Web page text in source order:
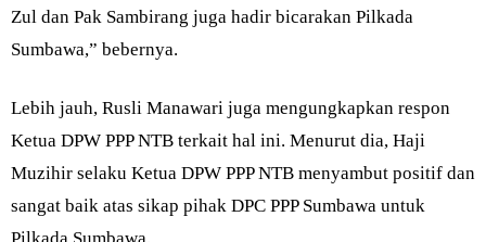
Zul dan Pak Sambirang juga hadir bicarakan Pilkada
Sumbawa,” bebernya.
Lebih jauh, Rusli Manawari juga mengungkapkan respon
Ketua DPW PPP NTB terkait hal ini. Menurut dia, Haji
Muzihir selaku Ketua DPW PPP NTB menyambut positif dan
sangat baik atas sikap pihak DPC PPP Sumbawa untuk